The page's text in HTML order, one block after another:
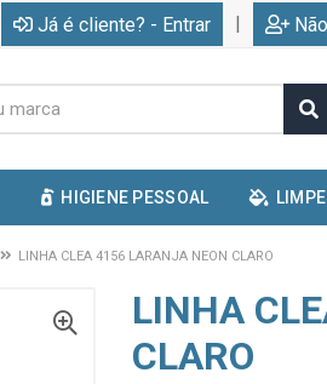
Já é cliente? - Entrar |
HIGIENE PESSOAL
LINHA CLEA 4156 LARANJA NEON CLARO
LINHA
CLARO